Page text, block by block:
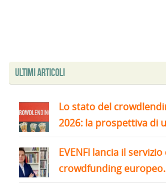
Ultimi articoli
Lo stato del
2026: la prospettiva di
EVENFI lancia il
crowdfunding